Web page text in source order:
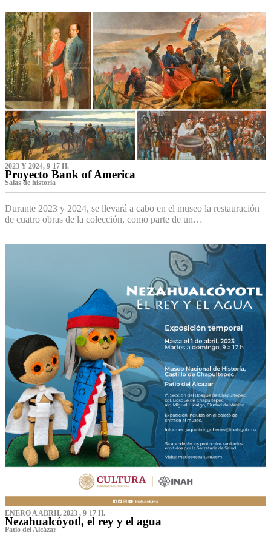
2023 Y 2024, 9-17 H.
Proyecto Bank of America
S‌alas de historia
Durante 2023 y 2024, se llevará a cabo en el museo la restauración
de cuatro obras de la colección, como parte de un…
ENERO A ABRIL 2023 , 9-17 H.
Nezahualcóyotl, el rey y el agua
Patio del Alcázar